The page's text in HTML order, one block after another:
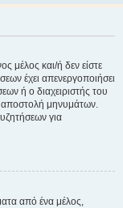
μέλος και/ή δεν είστε
έχει απενεργοποιήσει
ή ο διαχειριστής του
αποστολή μηνυμάτων.
για
από ένα μέλος,